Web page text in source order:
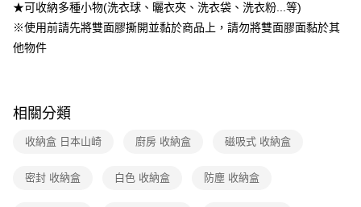
1.分期款項不併入電信帳單，「大哥付你分期」於每月結算日後寄送繳費提
醒簡訊。
2.透過簡訊連結打開帳單後，可選擇「超商條碼／台灣大直營門市／銀行轉
帳／街口支付／iPASS MONEY」等通路繳費。
用戶於交易時，得透過本服務購買商品或服務，並由商店將買賣／分期付款
2.基於同意付款使用「大哥付你分期」之契約關係目的，商店將以您的個人
由本公司與您本人進行分期帳單所需資料之確認、核對及更正。
★可收納多種小物(洗衣球、曬衣夾、洗衣袋、洗衣粉...等)
※使用前請先將雙面膠撕開並黏於商品上，請勿將雙面膠面黏於其
他物件
相關分類
收納盒 日本山崎 廚房 收納盒 磁吸式 收納盒
密封 收納盒 白色 收納盒 防塵 收納盒